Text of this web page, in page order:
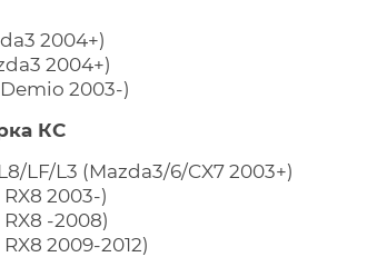
2004+)
2004+)
Demio 2003-)
КС
LF/L3 (Mazda3/6/CX7 2003+)
2003-)
RX8 -2008)
2009-2012)